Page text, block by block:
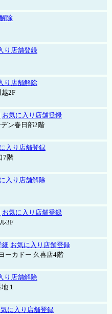
除
り店舗登録
り店舗解除
2F
お気に入り店舗登録
ン春日部2階
入り店舗登録
7階
入り店舗解除
お気に入り店舗登録
3F
細 お気に入り店舗登録
ーカドー 久喜店4階
り店舗解除
１
に入り店舗登録